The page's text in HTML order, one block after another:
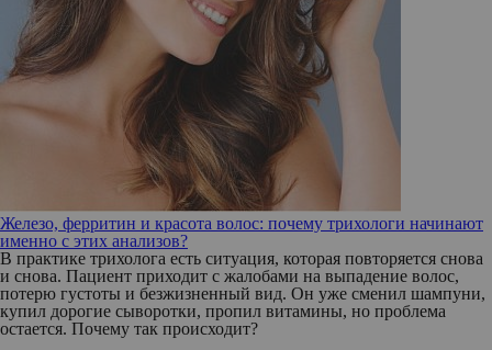
Железо, ферритин и красота волос: почему трихологи начинают
именно с этих анализов?
В практике трихолога есть ситуация, которая повторяется снова
и снова. Пациент приходит с жалобами на выпадение волос,
потерю густоты и безжизненный вид. Он уже сменил шампуни,
купил дорогие сыворотки, пропил витамины, но проблема
остается. Почему так происходит?